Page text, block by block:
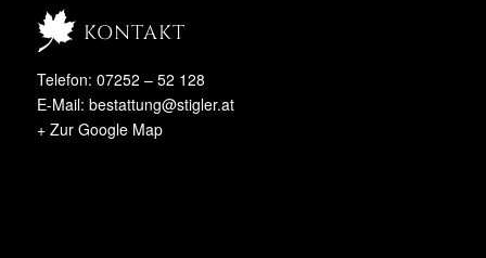
kontakt
Telefon: 07252 – 52 128
E-Mail: bestattung@stigler.at
+ Zur Google Map